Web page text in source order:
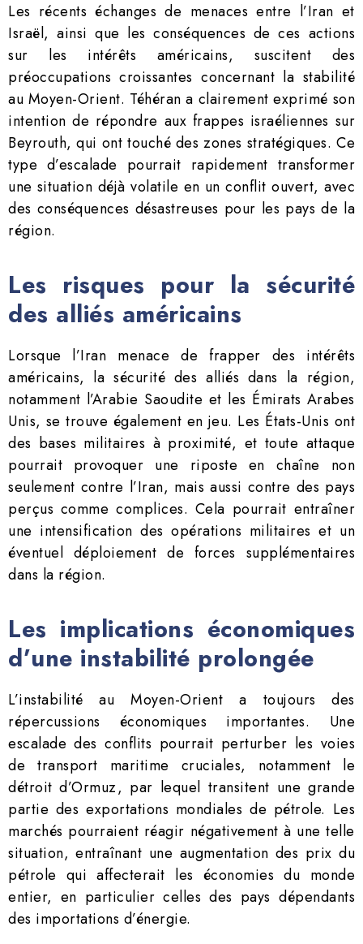
Les récents échanges de menaces entre l’Iran et
Israël, ainsi que les conséquences de ces actions
sur les intérêts américains, suscitent des
préoccupations croissantes concernant la stabilité
au Moyen-Orient. Téhéran a clairement exprimé son
intention de répondre aux frappes israéliennes sur
Beyrouth, qui ont touché des zones stratégiques. Ce
type d’escalade pourrait rapidement transformer
une situation déjà volatile en un conflit ouvert, avec
des conséquences désastreuses pour les pays de la
région.
Les risques pour la sécurité
des alliés américains
Lorsque l’Iran menace de frapper des intérêts
américains, la sécurité des alliés dans la région,
notamment l’Arabie Saoudite et les Émirats Arabes
Unis, se trouve également en jeu. Les États-Unis ont
des bases militaires à proximité, et toute attaque
pourrait provoquer une riposte en chaîne non
seulement contre l’Iran, mais aussi contre des pays
perçus comme complices. Cela pourrait entraîner
une intensification des opérations militaires et un
éventuel déploiement de forces supplémentaires
dans la région.
Les implications économiques
d’une instabilité prolongée
L’instabilité au Moyen-Orient a toujours des
répercussions économiques importantes. Une
escalade des conflits pourrait perturber les voies
de transport maritime cruciales, notamment le
détroit d’Ormuz, par lequel transitent une grande
partie des exportations mondiales de pétrole. Les
marchés pourraient réagir négativement à une telle
situation, entraînant une augmentation des prix du
pétrole qui affecterait les économies du monde
entier, en particulier celles des pays dépendants
des importations d’énergie.